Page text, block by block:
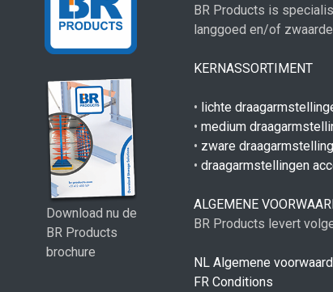
Download nu de
BR Products
brochure
BR Products is
langgoed en/of
KERNASSORTIMENT
• lichte
• medium
• zware
• draagarmstellingen
ALGEMENE
BR Products levert
NL Algemene
FR Conditions